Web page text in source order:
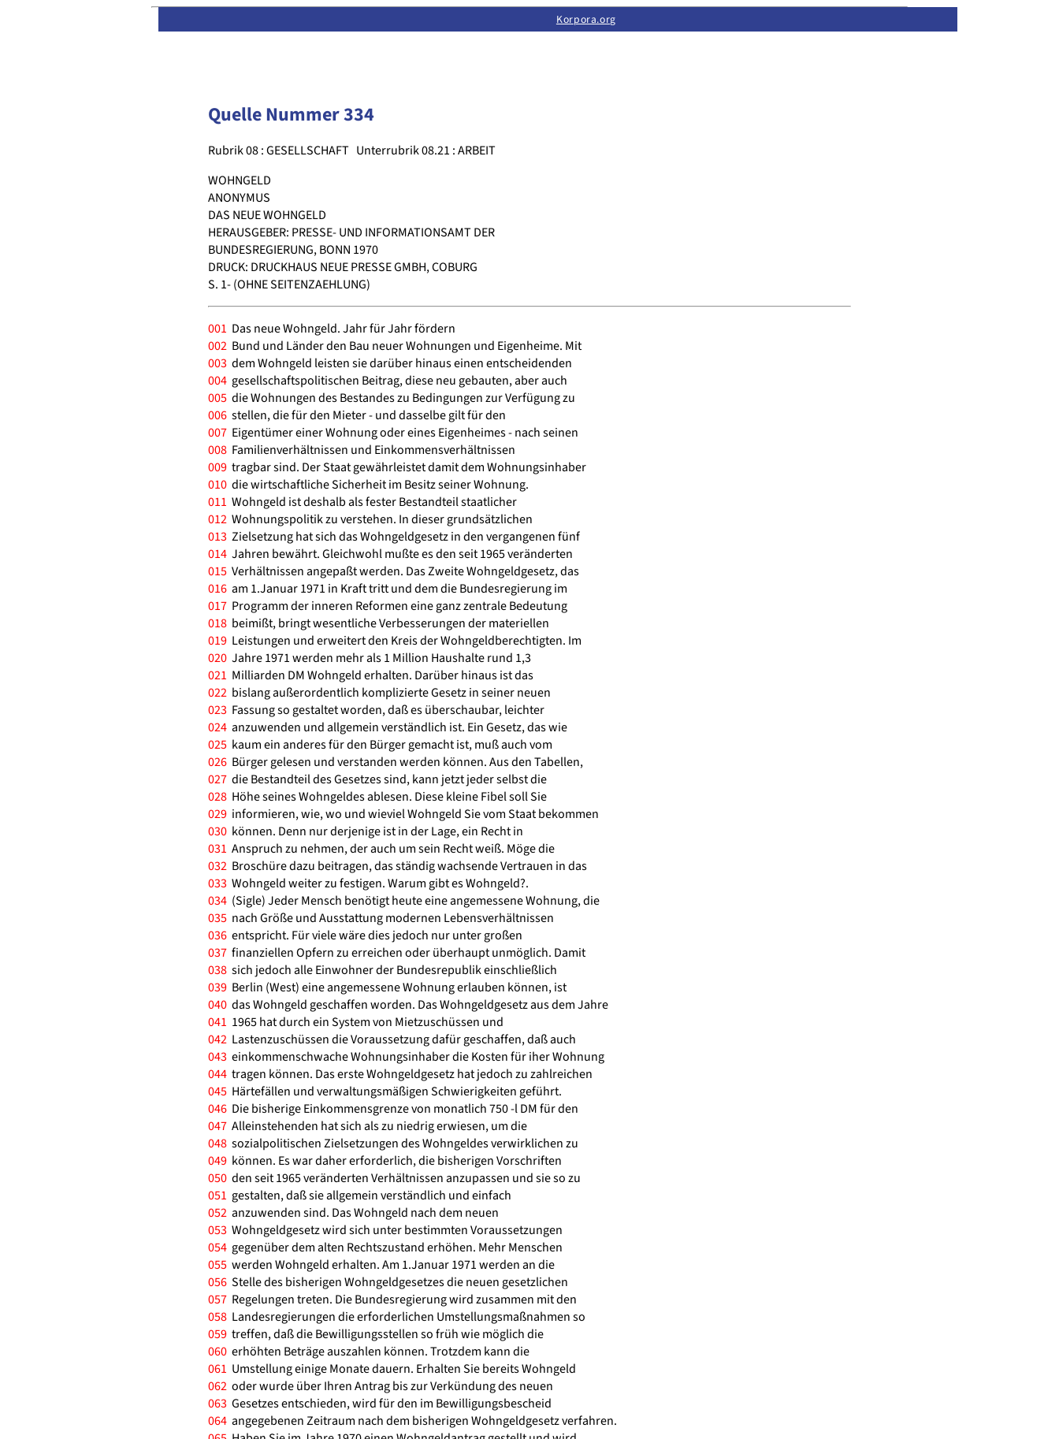
Feedback·Korpora.org
Quelle Nummer 334
Rubrik 08 : GESELLSCHAFT Unterrubrik 08.21 : ARBEIT
WOHNGELD
ANONYMUS
DAS NEUE WOHNGELD
HERAUSGEBER: PRESSE- UND INFORMATIONSAMT DER
BUNDESREGIERUNG, BONN 1970
DRUCK: DRUCKHAUS NEUE PRESSE GMBH, COBURG
S. 1- (OHNE SEITENZAEHLUNG)
001 Das neue Wohngeld. Jahr für Jahr fördern
002 Bund und Länder den Bau neuer Wohnungen und Eigenheime. Mit
003 dem Wohngeld leisten sie darüber hinaus einen entscheidenden
004 gesellschaftspolitischen Beitrag, diese neu gebauten, aber auch
005 die Wohnungen des Bestandes zu Bedingungen zur Verfügung zu
006 stellen, die für den Mieter - und dasselbe gilt für den
007 Eigentümer einer Wohnung oder eines Eigenheimes - nach seinen
008 Familienverhältnissen und Einkommensverhältnissen
009 tragbar sind. Der Staat gewährleistet damit dem Wohnungsinhaber
010 die wirtschaftliche Sicherheit im Besitz seiner Wohnung.
011 Wohngeld ist deshalb als fester Bestandteil staatlicher
012 Wohnungspolitik zu verstehen. In dieser grundsätzlichen
013 Zielsetzung hat sich das Wohngeldgesetz in den vergangenen fünf
014 Jahren bewährt. Gleichwohl mußte es den seit 1965 veränderten
015 Verhältnissen angepaßt werden. Das Zweite Wohngeldgesetz, das
016 am 1.Januar 1971 in Kraft tritt und dem die Bundesregierung im
017 Programm der inneren Reformen eine ganz zentrale Bedeutung
018 beimißt, bringt wesentliche Verbesserungen der materiellen
019 Leistungen und erweitert den Kreis der Wohngeldberechtigten. Im
020 Jahre 1971 werden mehr als 1 Million Haushalte rund 1,3
021 Milliarden DM Wohngeld erhalten. Darüber hinaus ist das
022 bislang außerordentlich komplizierte Gesetz in seiner neuen
023 Fassung so gestaltet worden, daß es überschaubar, leichter
024 anzuwenden und allgemein verständlich ist. Ein Gesetz, das wie
025 kaum ein anderes für den Bürger gemacht ist, muß auch vom
026 Bürger gelesen und verstanden werden können. Aus den Tabellen,
027 die Bestandteil des Gesetzes sind, kann jetzt jeder selbst die
028 Höhe seines Wohngeldes ablesen. Diese kleine Fibel soll Sie
029 informieren, wie, wo und wieviel Wohngeld Sie vom Staat bekommen
030 können. Denn nur derjenige ist in der Lage, ein Recht in
031 Anspruch zu nehmen, der auch um sein Recht weiß. Möge die
032 Broschüre dazu beitragen, das ständig wachsende Vertrauen in das
033 Wohngeld weiter zu festigen. Warum gibt es Wohngeld?.
034 (Sigle) Jeder Mensch benötigt heute eine angemessene Wohnung, die
035 nach Größe und Ausstattung modernen Lebensverhältnissen
036 entspricht. Für viele wäre dies jedoch nur unter großen
037 finanziellen Opfern zu erreichen oder überhaupt unmöglich. Damit
038 sich jedoch alle Einwohner der Bundesrepublik einschließlich
039 Berlin (West) eine angemessene Wohnung erlauben können, ist
040 das Wohngeld geschaffen worden. Das Wohngeldgesetz aus dem Jahre
041 1965 hat durch ein System von Mietzuschüssen und
042 Lastenzuschüssen die Voraussetzung dafür geschaffen, daß auch
043 einkommenschwache Wohnungsinhaber die Kosten für iher Wohnung
044 tragen können. Das erste Wohngeldgesetz hat jedoch zu zahlreichen
045 Härtefällen und verwaltungsmäßigen Schwierigkeiten geführt.
046 Die bisherige Einkommensgrenze von monatlich 750 -l DM für den
047 Alleinstehenden hat sich als zu niedrig erwiesen, um die
048 sozialpolitischen Zielsetzungen des Wohngeldes verwirklichen zu
049 können. Es war daher erforderlich, die bisherigen Vorschriften
050 den seit 1965 veränderten Verhältnissen anzupassen und sie so zu
051 gestalten, daß sie allgemein verständlich und einfach
052 anzuwenden sind. Das Wohngeld nach dem neuen
053 Wohngeldgesetz wird sich unter bestimmten Voraussetzungen
054 gegenüber dem alten Rechtszustand erhöhen. Mehr Menschen
055 werden Wohngeld erhalten. Am 1.Januar 1971 werden an die
056 Stelle des bisherigen Wohngeldgesetzes die neuen gesetzlichen
057 Regelungen treten. Die Bundesregierung wird zusammen mit den
058 Landesregierungen die erforderlichen Umstellungsmaßnahmen so
059 treffen, daß die Bewilligungsstellen so früh wie möglich die
060 erhöhten Beträge auszahlen können. Trotzdem kann die
061 Umstellung einige Monate dauern. Erhalten Sie bereits Wohngeld
062 oder wurde über Ihren Antrag bis zur Verkündung des neuen
063 Gesetzes entschieden, wird für den im Bewilligungsbescheid
064 angegebenen Zeitraum nach dem bisherigen Wohngeldgesetz verfahren.
Korpora.org